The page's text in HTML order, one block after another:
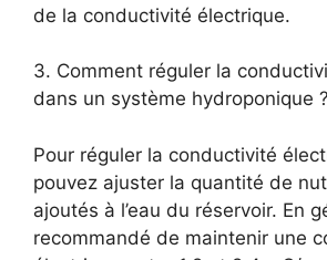
de la conductivité électrique.
3. Comment réguler la
dans un système hydroponique ?
Pour réguler la conductivité
pouvez ajuster la quantité de
ajoutés à l’eau du réservoir. En
recommandé de maintenir une